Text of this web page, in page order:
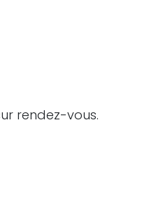
rendez-vous.